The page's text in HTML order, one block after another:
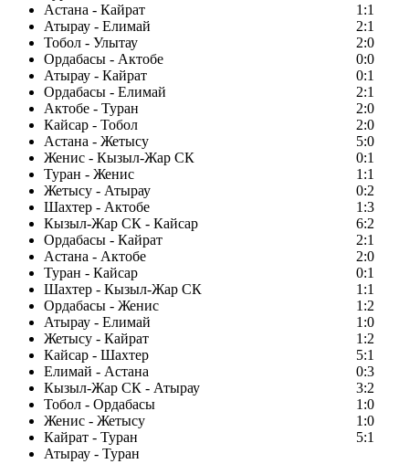
Астана - Кайрат
1:1
Атырау - Елимай
2:1
Тобол - Улытау
2:0
Ордабасы - Актобе
0:0
Атырау - Кайрат
0:1
Ордабасы - Елимай
2:1
Актобе - Туран
2:0
Кайсар - Тобол
2:0
Астана - Жетысу
5:0
Женис - Кызыл-Жар СК
0:1
Туран - Женис
1:1
Жетысу - Атырау
0:2
Шахтер - Актобе
1:3
Кызыл-Жар СК - Кайсар
6:2
Ордабасы - Кайрат
2:1
Астана - Актобе
2:0
Туран - Кайсар
0:1
Шахтер - Кызыл-Жар СК
1:1
Ордабасы - Женис
1:2
Атырау - Елимай
1:0
Жетысу - Кайрат
1:2
Кайсар - Шахтер
5:1
Елимай - Астана
0:3
Кызыл-Жар СК - Атырау
3:2
Тобол - Ордабасы
1:0
Женис - Жетысу
1:0
Кайрат - Туран
5:1
Атырау - Туран